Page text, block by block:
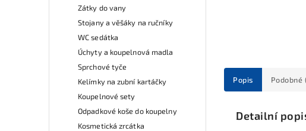
Zátky do vany
Stojany a věšáky na ručníky
WC sedátka
Úchyty a koupelnová madla
Sprchové tyče
Kelímky na zubní kartáčky
Koupelnové sety
Odpadkové koše do koupelny
Kosmetická zrcátka
Popis Podobné
Detailní